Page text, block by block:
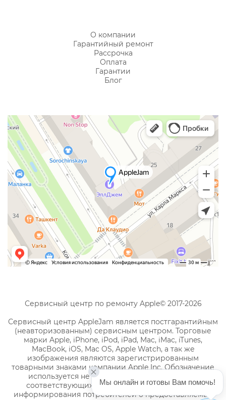
О компании
Гарантийный ремонт
Рассрочка
Оплата
Гарантии
Блог
Сервисный центр по ремонту Apple© 2017-2026
Сервисный центр AppleJam является постгарантийным
(неавторизованным) сервисным центром. Торговые
марки Apple, iPhone, iPod, iPad, Mac, iMac, iTunes,
MacBook, iOS, Mac OS, Apple Watch, а так же
изображения являются зарегистрированным
товарными знаками компании Apple Inc. Обозначение
используется не с целью индивидуализации
соответствующих услуг по ремонту, а с целью
информирования потребителей о предоставляемых
Мы онлайн и готовы Вам помочь!